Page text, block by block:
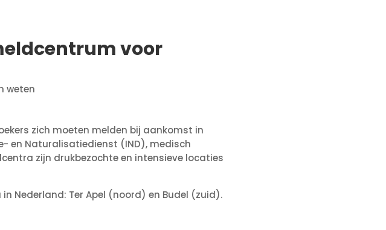
voor
weten
zich moeten melden bij aankomst in
en Naturalisatiedienst (IND), medisch
zijn drukbezochte en intensieve locaties
Nederland: Ter Apel (noord) en Budel (zuid).